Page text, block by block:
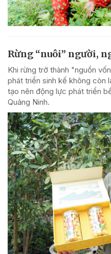
Rừng “nuôi” người,
Khi rừng trở thành "nguồn
phát triển sinh kế không còn
tạo nên động lực phát triển
Quảng Ninh.